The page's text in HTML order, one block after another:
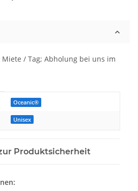
Miete / Tag; Abholung bei uns im
Oceanic®
Unisex
Produktsicherheit